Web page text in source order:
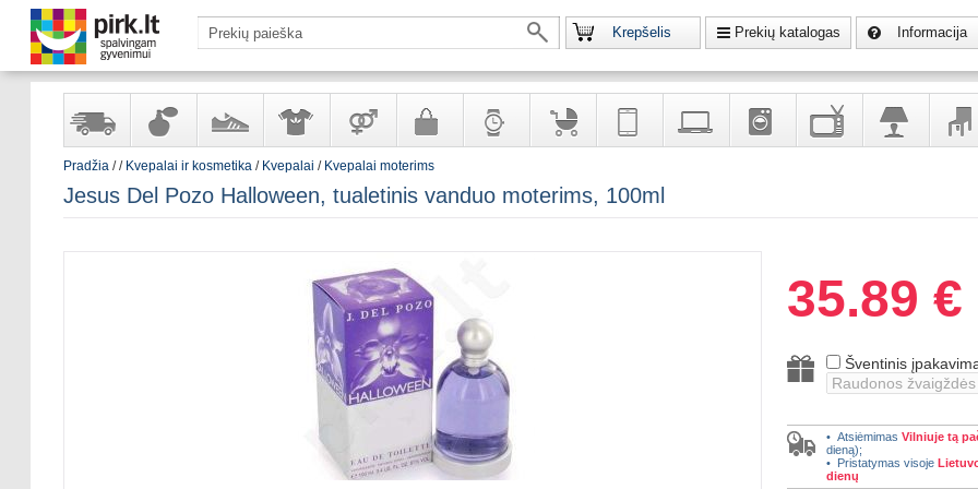
Krepšelis Prekių katalogas Informacija
sandėlyje
ir
kosmetika
ir
aksesuarai
suaugusiems
ir
papuošalai
vaikamsnavigacija
ir ryšio
technika
namų
Pradžia// Kvepalai ir kosmetika/ Kvepalai / Kvepalai moterims
Jesus Del Pozo Halloween, tualetinis vanduo moterims, 100ml
35.89 €
Šventinis
• Atsiėmimas Vilniuje tą
dieną);
• Pristatymas visoje
dienų